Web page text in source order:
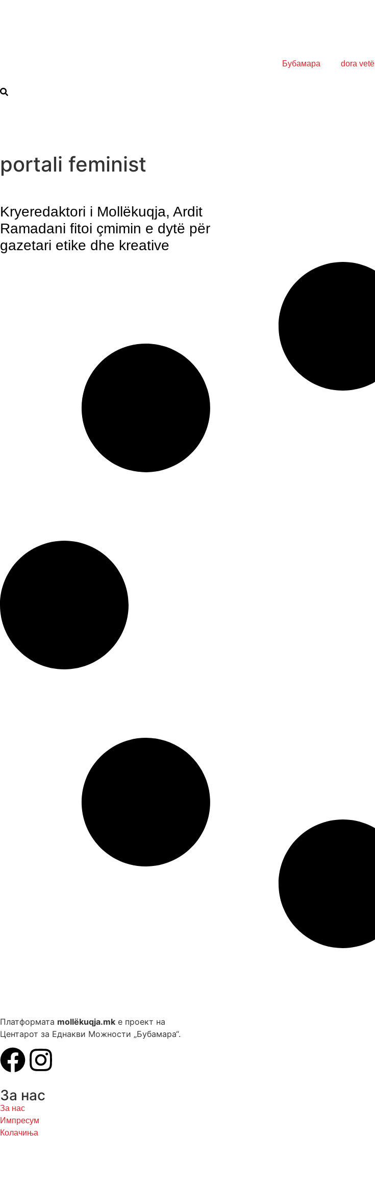
Бубамара dora vetë
portali feminist
Kryeredaktori i Mollëkuqja, Ardit
Ramadani fitoi çmimin e dytë për
gazetari etike dhe kreative
Платформата mollëkuqja.mk е проект на
Центарот за Еднакви Можности „Бубамара“.
За нас
За нас
Импресум
Колачиња